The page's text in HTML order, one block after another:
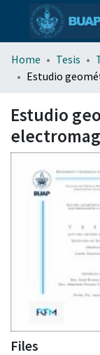
Home Tesis
Estudio
Files